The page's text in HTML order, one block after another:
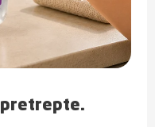
pretrepte.